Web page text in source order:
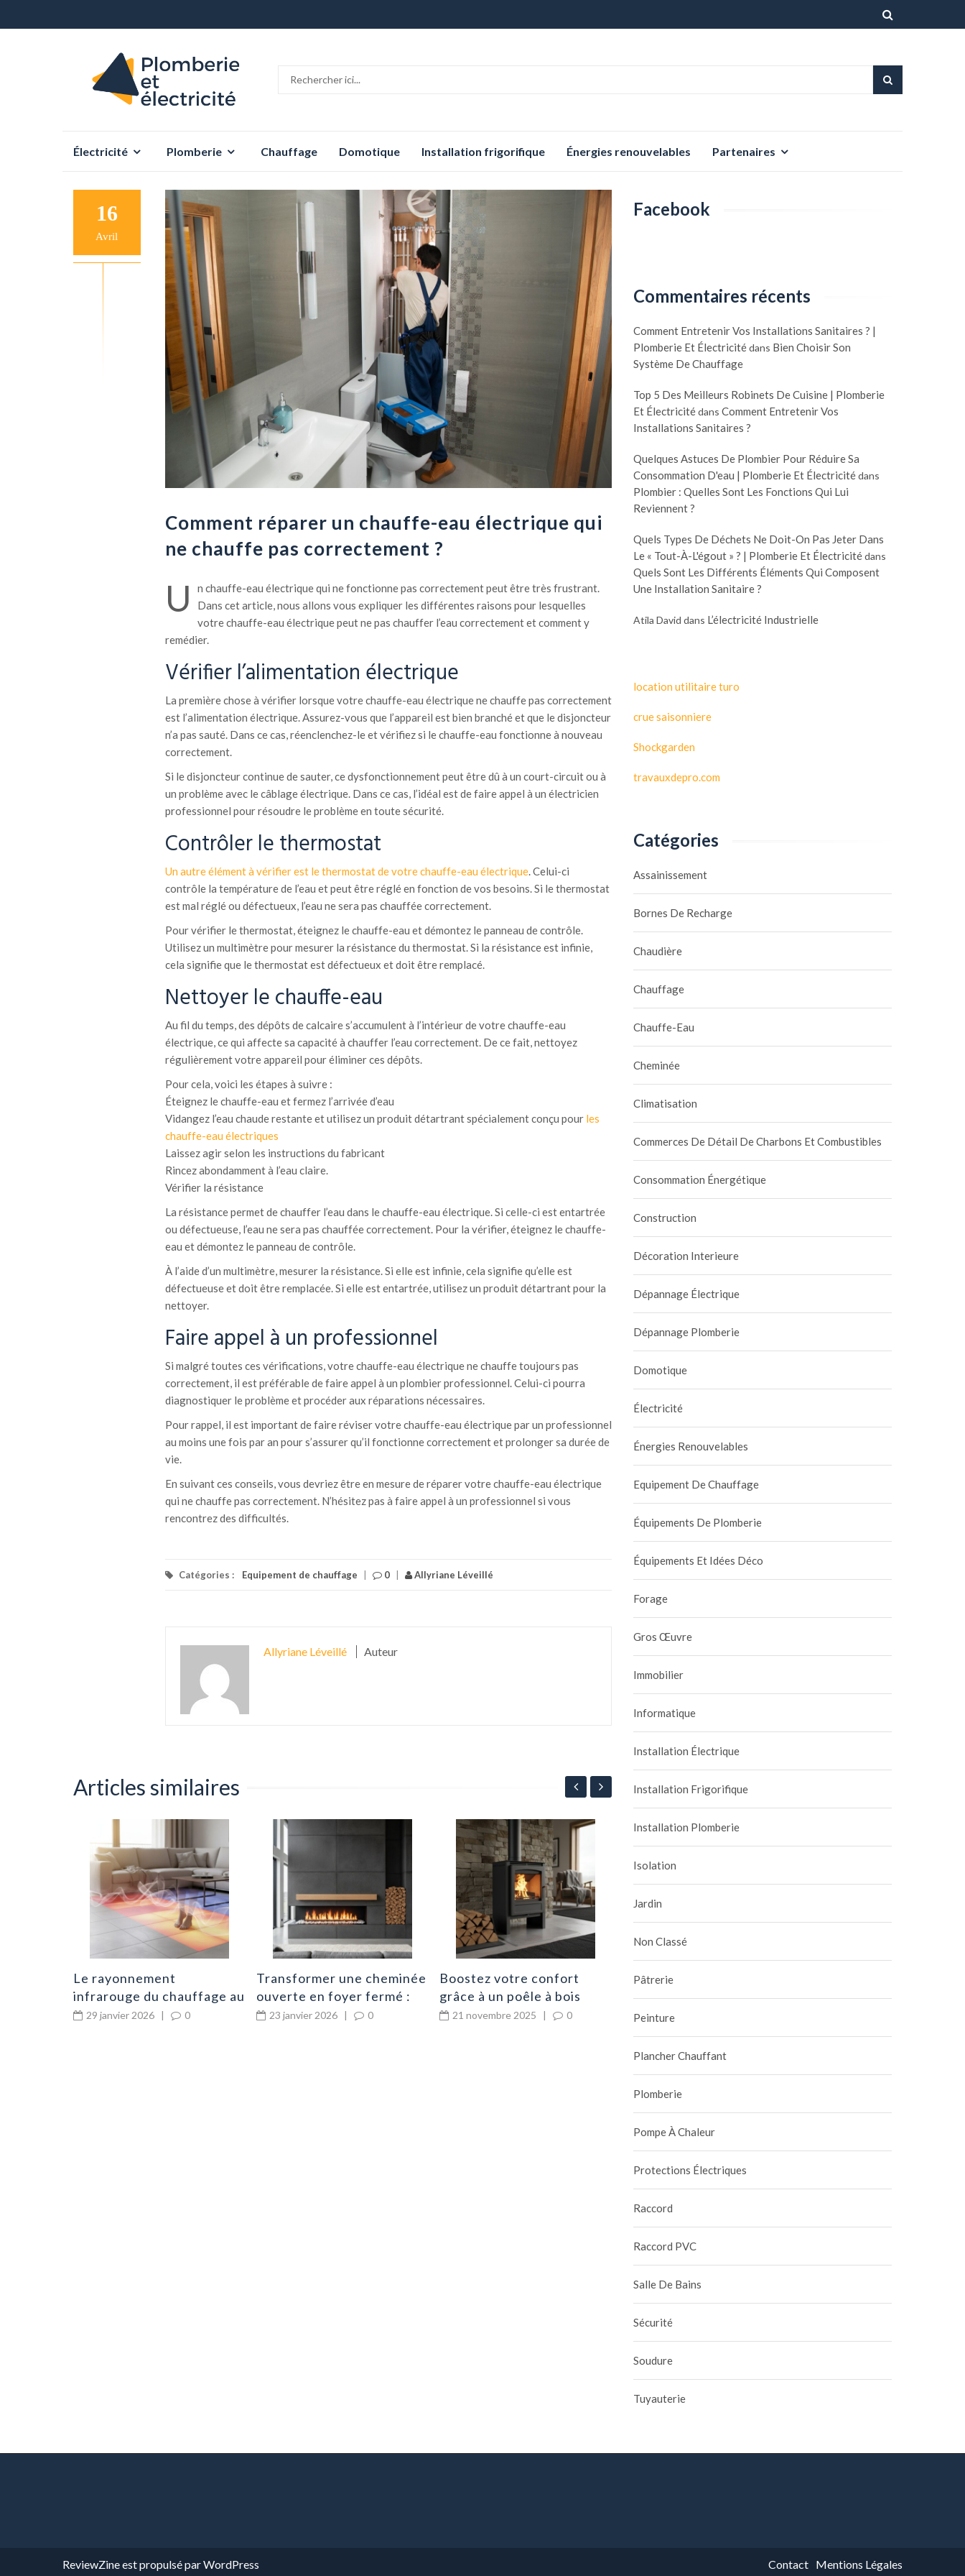
Aller
contenu
Électricité Plomberie Chauffage Domotique Installation frigorifique Énergies renouvelables Partenaires
16
Avril
Comment réparer un chauffe-eau électrique qui
ne chauffe pas correctement ?
U
n chauffe-eau électrique qui ne fonctionne pas correctement peut être très frustrant.
Dans cet article, nous allons vous expliquer les différentes raisons pour lesquelles
votre chauffe-eau électrique peut ne pas chauffer l’eau correctement et comment y
remédier.
Vérifier l’alimentation électrique
La première chose à vérifier lorsque votre chauffe-eau électrique ne chauffe pas correctement
est l’alimentation électrique. Assurez-vous que l’appareil est bien branché et que le disjoncteur
n’a pas sauté. Dans ce cas, réenclenchez-le et vérifiez si le chauffe-eau fonctionne à nouveau
correctement.
Si le disjoncteur continue de sauter, ce dysfonctionnement peut être dû à un court-circuit ou à
un problème avec le câblage électrique. Dans ce cas, l’idéal est de faire appel à un électricien
professionnel pour résoudre le problème en toute sécurité.
Contrôler le thermostat
Un autre élément à vérifier est le thermostat de votre chauffe-eau électrique. Celui-ci
contrôle la température de l’eau et peut être réglé en fonction de vos besoins. Si le thermostat
est mal réglé ou défectueux, l’eau ne sera pas chauffée correctement.
Pour vérifier le thermostat, éteignez le chauffe-eau et démontez le panneau de contrôle.
Utilisez un multimètre pour mesurer la résistance du thermostat. Si la résistance est infinie,
cela signifie que le thermostat est défectueux et doit être remplacé.
Nettoyer le chauffe-eau
Au fil du temps, des dépôts de calcaire s’accumulent à l’intérieur de votre chauffe-eau
électrique, ce qui affecte sa capacité à chauffer l’eau correctement. De ce fait, nettoyez
régulièrement votre appareil pour éliminer ces dépôts.
Pour cela, voici les étapes à suivre :
Éteignez le chauffe-eau et fermez l’arrivée d’eau
Vidangez l’eau chaude restante et utilisez un produit détartrant spécialement conçu pour les
chauffe-eau électriques
Laissez agir selon les instructions du fabricant
Rincez abondamment à l’eau claire.
Vérifier la résistance
La résistance permet de chauffer l’eau dans le chauffe-eau électrique. Si celle-ci est entartrée
ou défectueuse, l’eau ne sera pas chauffée correctement. Pour la vérifier, éteignez le chauffe-
eau et démontez le panneau de contrôle.
À l’aide d’un multimètre, mesurer la résistance. Si elle est infinie, cela signifie qu’elle est
défectueuse et doit être remplacée. Si elle est entartrée, utilisez un produit détartrant pour la
nettoyer.
Faire appel à un professionnel
Si malgré toutes ces vérifications, votre chauffe-eau électrique ne chauffe toujours pas
correctement, il est préférable de faire appel à un plombier professionnel. Celui-ci pourra
diagnostiquer le problème et procéder aux réparations nécessaires.
Pour rappel, il est important de faire réviser votre chauffe-eau électrique par un professionnel
au moins une fois par an pour s’assurer qu’il fonctionne correctement et prolonger sa durée de
vie.
En suivant ces conseils, vous devriez être en mesure de réparer votre chauffe-eau électrique
qui ne chauffe pas correctement. N’hésitez pas à faire appel à un professionnel si vous
rencontrez des difficultés.
Catégories : Equipement de chauffage 0 Allyriane Léveillé
Allyriane Léveillé Auteur
Articles similaires
Le rayonnement
infrarouge du chauffage au
sol expliqué
29 janvier 2026 | 0
Transformer une cheminée
ouverte en foyer fermé :
avantages
23 janvier 2026 | 0
Boostez votre confort
grâce à un poêle à bois
performant
21 novembre 2025 | 0
de climatisation est
Facebook
Commentaires récents
Comment Entretenir Vos Installations Sanitaires ? |
Plomberie Et Électricitédans Bien Choisir Son
Système De Chauffage
Top 5 Des Meilleurs Robinets De Cuisine | Plomberie
Et Électricitédans Comment Entretenir Vos
Installations Sanitaires ?
Quelques Astuces De Plombier Pour Réduire Sa
Consommation D'eau | Plomberie Et Électricitédans
Plombier : Quelles Sont Les Fonctions Qui Lui
Reviennent ?
Quels Types De Déchets Ne Doit-On Pas Jeter Dans
Le « Tout-À-L'égout » ? | Plomberie Et Électricitédans
Quels Sont Les Différents Éléments Qui Composent
Une Installation Sanitaire ?
Atila David dans L’électricité Industrielle
location utilitaire turo
crue saisonniere
Shockgarden
travauxdepro.com
Catégories
Assainissement
Bornes De Recharge
Chaudière
Chauffage
Chauffe-Eau
Cheminée
Climatisation
Commerces De Détail De Charbons Et Combustibles
Consommation Énergétique
Construction
Décoration Interieure
Dépannage Électrique
Dépannage Plomberie
Domotique
Électricité
Énergies Renouvelables
Equipement De Chauffage
Équipements De Plomberie
Équipements Et Idées Déco
Forage
Gros Œuvre
Immobilier
Informatique
Installation Électrique
Installation Frigorifique
Installation Plomberie
Isolation
Jardin
Non Classé
Pâtrerie
Peinture
Plancher Chauffant
Plomberie
Pompe À Chaleur
Protections Électriques
Raccord
Raccord PVC
Salle De Bains
Sécurité
Soudure
Tuyauterie
ReviewZineest propulsé parWordPress Contact Mentions Légales